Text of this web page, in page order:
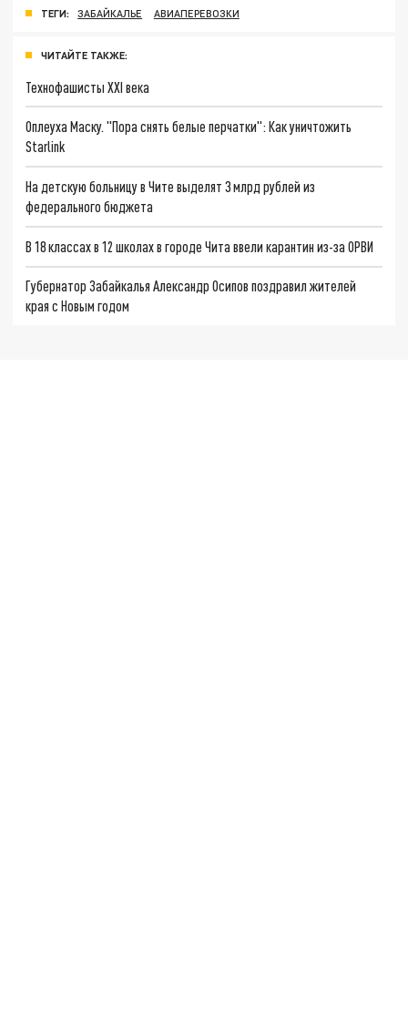
ТЕГИ: ЗАБАЙКАЛЬЕ АВИАПЕРЕВОЗКИ
ЧИТАЙТЕ ТАКЖЕ:
Технофашисты XXI века
Оплеуха Маску. "Пора снять белые перчатки": Как уничтожить
Starlink
На детскую больницу в Чите выделят 3 млрд рублей из
федерального бюджета
В 18 классах в 12 школах в городе Чита ввели карантин из-за ОРВИ
Губернатор Забайкалья Александр Осипов поздравил жителей
края с Новым годом